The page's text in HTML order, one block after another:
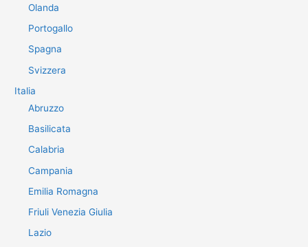
Olanda
Portogallo
Spagna
Svizzera
Italia
Abruzzo
Basilicata
Calabria
Campania
Emilia Romagna
Friuli Venezia Giulia
Lazio